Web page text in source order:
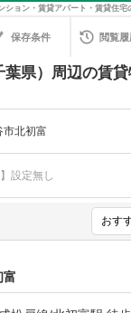
保存条件 閲覧履
県）周辺の賃
市北初富
】設定無し